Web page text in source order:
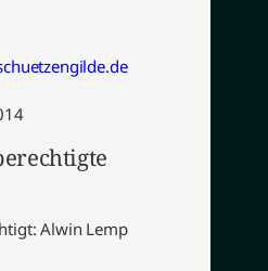
Alwin Lemp